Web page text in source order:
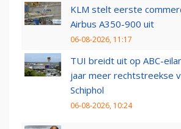
KLM stelt eerste
Airbus A350-900 uit
06-08-2026, 11:17
TUI breidt uit op ABC-
jaar meer rechtstreekse
Schiphol
06-08-2026, 10:24